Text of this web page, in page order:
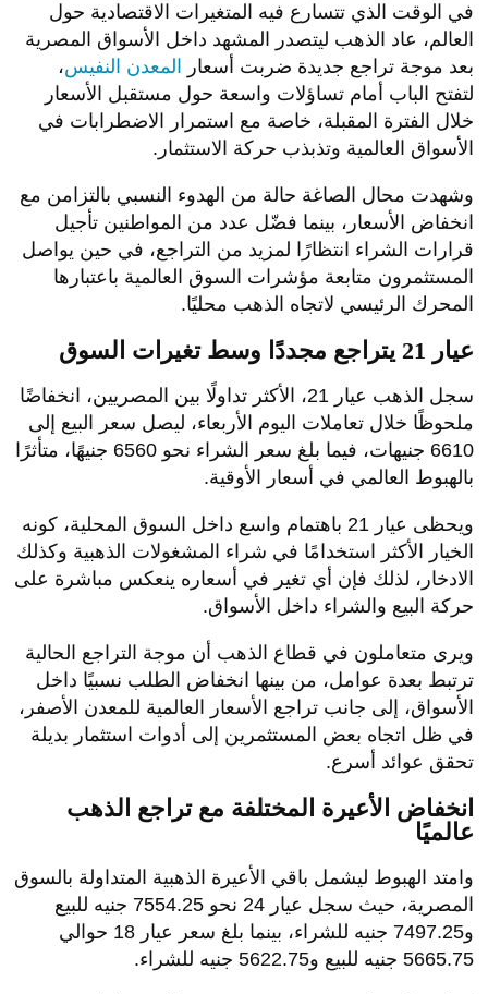
في الوقت الذي تتسارع فيه المتغيرات الاقتصادية حول
العالم، عاد الذهب ليتصدر المشهد داخل الأسواق المصرية
بعد موجة تراجع جديدة ضربت أسعار
المعدن النفيس،
لتفتح الباب أمام تساؤلات واسعة حول مستقبل الأسعار
خلال الفترة المقبلة، خاصة مع استمرار الاضطرابات في
الأسواق العالمية وتذبذب حركة الاستثمار.
وشهدت محال الصاغة حالة من الهدوء النسبي بالتزامن مع
انخفاض الأسعار، بينما فضّل عدد من المواطنين تأجيل
قرارات الشراء انتظارًا لمزيد من التراجع، في حين يواصل
المستثمرون متابعة مؤشرات السوق العالمية باعتبارها
المحرك الرئيسي لاتجاه الذهب محليًا.
عيار 21 يتراجع مجددًا وسط تغيرات السوق
سجل الذهب عيار 21، الأكثر تداولًا بين المصريين، انخفاضًا
ملحوظًا خلال تعاملات اليوم الأربعاء، ليصل سعر البيع إلى
6610 جنيهات، فيما بلغ سعر الشراء نحو 6560 جنيهًا، متأثرًا
بالهبوط العالمي في أسعار الأوقية.
ويحظى عيار 21 باهتمام واسع داخل السوق المحلية، كونه
الخيار الأكثر استخدامًا في شراء المشغولات الذهبية وكذلك
الادخار، لذلك فإن أي تغير في أسعاره ينعكس مباشرة على
حركة البيع والشراء داخل الأسواق.
ويرى متعاملون في قطاع الذهب أن موجة التراجع الحالية
ترتبط بعدة عوامل، من بينها انخفاض الطلب نسبيًا داخل
الأسواق، إلى جانب تراجع الأسعار العالمية للمعدن الأصفر،
في ظل اتجاه بعض المستثمرين إلى أدوات استثمار بديلة
تحقق عوائد أسرع.
انخفاض الأعيرة المختلفة مع تراجع الذهب
عالميًا
وامتد الهبوط ليشمل باقي الأعيرة الذهبية المتداولة بالسوق
المصرية، حيث سجل عيار 24 نحو 7554.25 جنيه للبيع
و7497.25 جنيه للشراء، بينما بلغ سعر عيار 18 حوالي
5665.75 جنيه للبيع و5622.75 جنيه للشراء.